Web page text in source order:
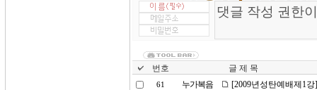
번호 글 제 목
61 누가복음 [2009년성탄예배제1